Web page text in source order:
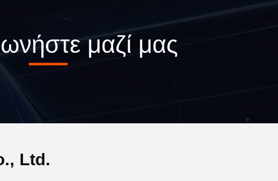
μαζί μας
Ltd.